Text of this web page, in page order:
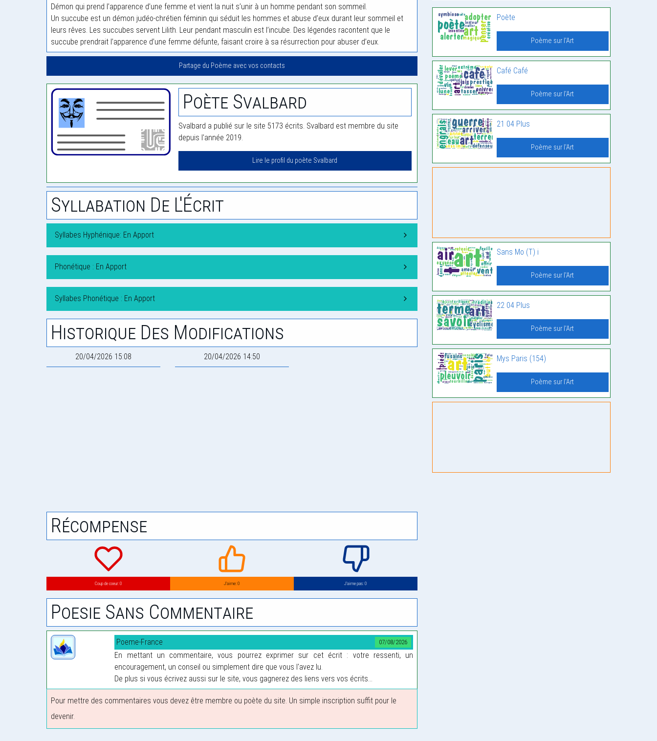
Démon qui prend l’apparence d’une femme et vient la nuit s’unir à un homme pendant son sommeil.
Un succube est un démon judéo-chrétien féminin qui séduit les hommes et abuse d’eux durant leur sommeil et
leurs rêves. Les succubes servent Lilith. Leur pendant masculin est l’incube. Des légendes racontent que le
succube prendrait l’apparence d’une femme défunte, faisant croire à sa résurrection pour abuser d’eux.
Partage du Poème avec vos contacts
Poète Svalbard
Svalbard a publié sur le site 5173 écrits. Svalbard est membre du site
depuis l'année 2019.
Lire le profil du poète Svalbard
Syllabation De L'Écrit
Syllabes Hyphénique: En Apport
Phonétique : En Apport
Syllabes Phonétique : En Apport
Historique Des Modifications
20/04/2026 15:08 20/04/2026 14:50
Récompense
Coup de coeur: 0 J’aime: 0 J’aime pas: 0
Poesie Sans Commentaire
07/08/2026
Poeme-France
En mettant un commentaire, vous pourrez exprimer sur cet écrit : votre ressenti, un
encouragement, un conseil ou simplement dire que vous l'avez lu.
De plus si vous écrivez aussi sur le site, vous gagnerez des liens vers vos écrits...
Pour mettre des commentaires vous devez être membre ou poète du site. Un simple inscription suffit pour le
devenir.
Poète
Poème sur l'Art
Café Café
Poème sur l'Art
21 04 Plus
Poème sur l'Art
Sans Mo (T) i
Poème sur l'Art
22 04 Plus
Poème sur l'Art
Mys Paris (154)
Poème sur l'Art